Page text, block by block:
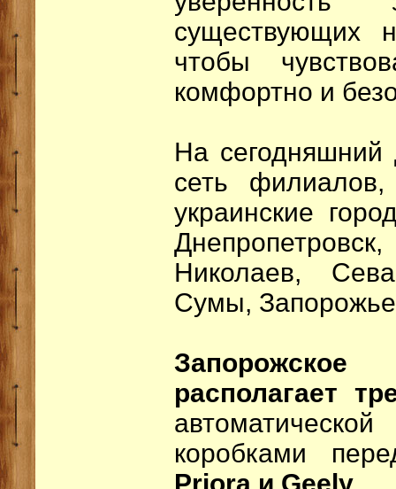
существующих
чтобы
комфортно и
На сегодняшний
сеть
украинские
Николаев,
Сумы,
располагает
коробками